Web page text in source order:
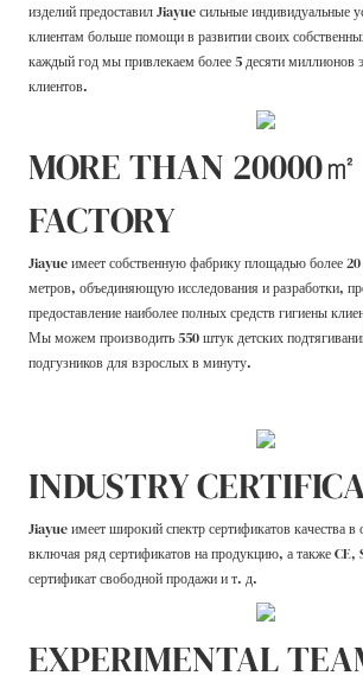
изделий предоставил Jiayue сильные индивидуальные
клиентам больше помощи в развитии своих
каждый год мы привлекаем более 5 десяти миллионов
клиентов.
MORE THAN 20000㎡
FACTORY
Jiayue имеет собственную фабрику площадью более
метров, объединяющую исследования и разработки,
предоставление наиболее полных средств гигиены
Мы можем производить 550 штук детских
подгузников для взрослых в минуту.
INDUSTRY
Jiayue имеет широкий спектр сертификатов качества в
включая ряд сертификатов на продукцию, а также CE,
сертификат свободной продажи и т. д.
EXPERIMENTAL